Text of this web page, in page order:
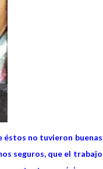
éstos no tuvieron buenas
seguros, que el trabajo